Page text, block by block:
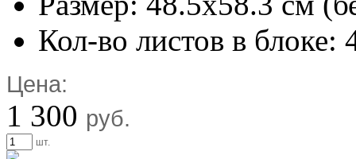
Кол-во листов в блоке:
Цена:
1 300 руб.
шт.